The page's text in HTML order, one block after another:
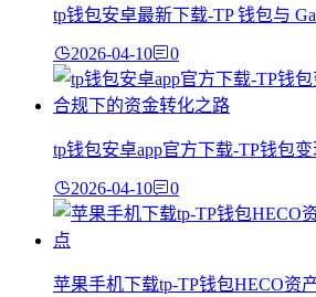
tp钱包安卓最新下载-TP 钱包与
2026-04-10 0
tp钱包安卓app官方下载-TP钱包
2026-04-10 0
苹果手机下载tp-TP钱包HECO资